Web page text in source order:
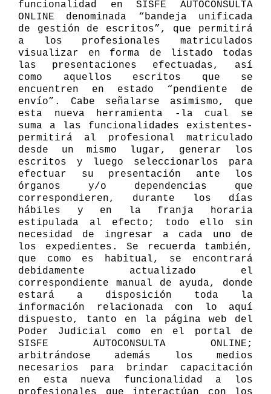
funcionalidad en SISFE AUTOCONSULTA
ONLINE denominada “bandeja unificada
de gestión de escritos”, que permitirá
a los profesionales matriculados
visualizar en forma de listado todas
las presentaciones efectuadas, así
como aquellos escritos que se
encuentren en estado “pendiente de
envío”. Cabe señalarse asimismo, que
esta nueva herramienta -la cual se
suma a las funcionalidades existentes-
permitirá al profesional matriculado
desde un mismo lugar, generar los
escritos y luego seleccionarlos para
efectuar su presentación ante los
órganos y/o dependencias que
correspondieren, durante los días
hábiles y en la franja horaria
estipulada al efecto; todo ello sin
necesidad de ingresar a cada uno de
los expedientes. Se recuerda también,
que como es habitual, se encontrará
debidamente actualizado el
correspondiente manual de ayuda, donde
estará a disposición toda la
información relacionada con lo aquí
dispuesto, tanto en la página web del
Poder Judicial como en el portal de
SISFE AUTOCONSULTA ONLINE;
arbitrándose además los medios
necesarios para brindar capacitación
en esta nueva funcionalidad a los